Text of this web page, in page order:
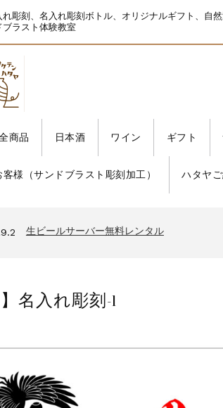
彫刻、名入れ彫刻ボトル、オリジナルギフト、自
ラスト体験教室
商品 日本酒 ワイン ギフト
様（サンドブラスト彫刻加工） ハタヤ
生ビールサーバー無料レンタル
名入れ彫刻-1